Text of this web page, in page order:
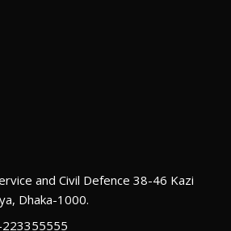
and Civil Defence 38-46 Kazi
Dhaka-1000.